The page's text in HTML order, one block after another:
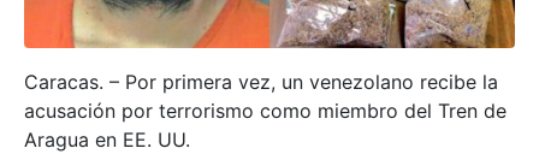
Caracas. – Por primera vez, un venezolano recibe la
acusación por terrorismo como miembro del Tren de
Aragua en EE. UU.